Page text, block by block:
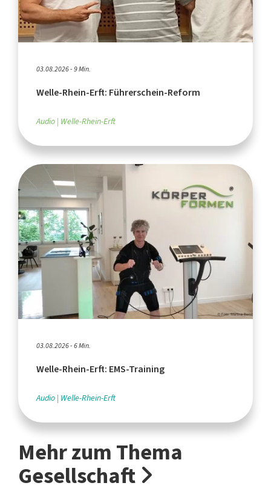
03.08.2026 - 9 Min.
Welle-Rhein-Erft: Führerschein-Reform
Audio Welle-Rhein-Erft
03.08.2026 - 6 Min.
Welle-Rhein-Erft: EMS-Training
Audio Welle-Rhein-Erft
Mehr zum Thema
Gesellschaft